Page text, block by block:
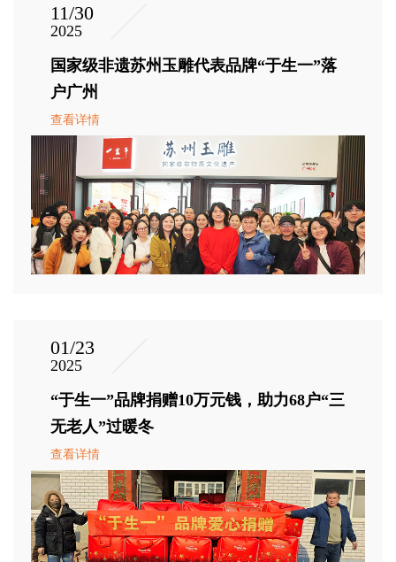
11/30
2025
国家级非遗苏州玉雕代表品牌“于生一”落
户广州
查看详情
01/23
2025
“于生一”品牌捐赠10万元钱，助力68户“三
无老人”过暖冬
查看详情